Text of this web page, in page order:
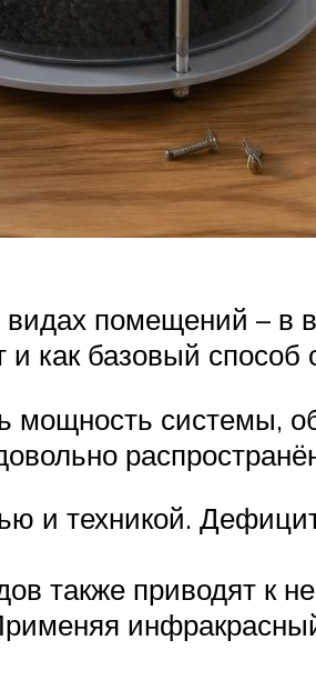
помещений – в
как базовый способ
мощность системы,
и техникой.
также приводят к